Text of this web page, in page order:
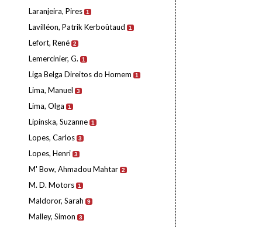
Laranjeira, Pires 1
Lavilléon, Patrik Kerboûtaud 1
Lefort, René 2
Lemercinier, G. 1
Liga Belga Direitos do Homem 1
Lima, Manuel 3
Lima, Olga 1
Lipinska, Suzanne 1
Lopes, Carlos 3
Lopes, Henri 3
M' Bow, Ahmadou Mahtar 2
M. D. Motors 1
Maldoror, Sarah 9
Malley, Simon 3